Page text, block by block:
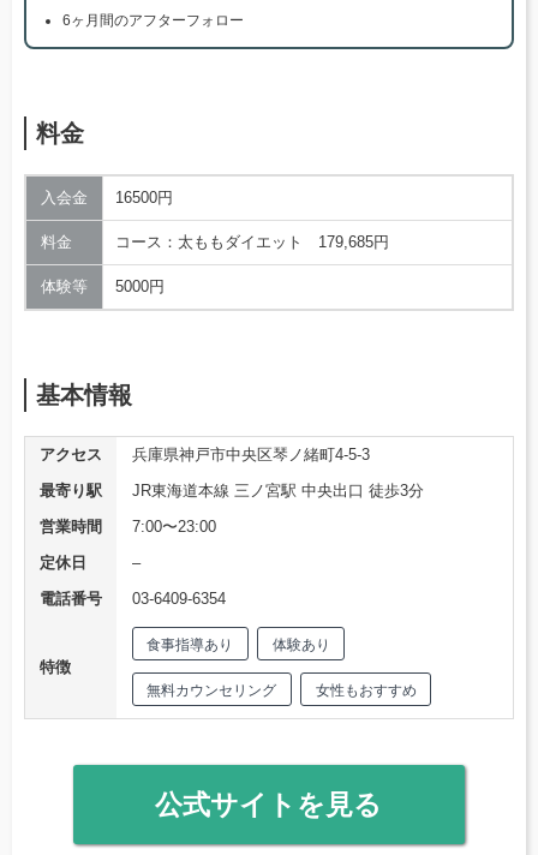
6ヶ月間のアフターフォロー
料金
入会金 16500円
料金 コース：太ももダイエット 179,685円
体験等 5000円
基本情報
アクセス
兵庫県神戸市中央区琴ノ緒町4-5-3
最寄り駅
JR東海道本線 三ノ宮駅 中央出口 徒歩3分
営業時間
7:00〜23:00
定休日
–
電話番号
03-6409-6354
特徴
食事指導あり 体験あり
無料カウンセリング 女性もおすすめ
公式サイトを見る